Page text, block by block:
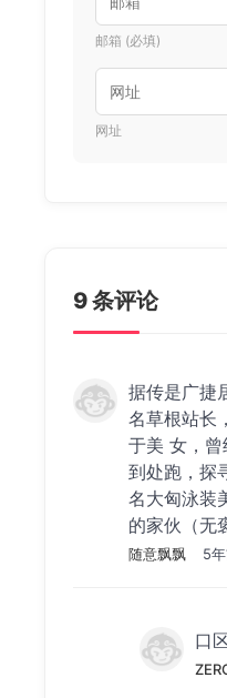
邮箱 (必填)
网址
9 条评论
据传是广捷
名草根站长
于美 女，
到处跑，探
名大匈泳装
的家伙（无
随意飘飘 5
口